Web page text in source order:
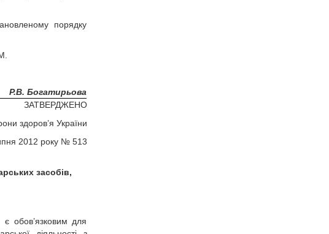
порядку
Р.В. Богатирьова
ЗАТВЕРДЖЕНО
здоров’я України
2012 року № 513
засобів,
обов’язковим для